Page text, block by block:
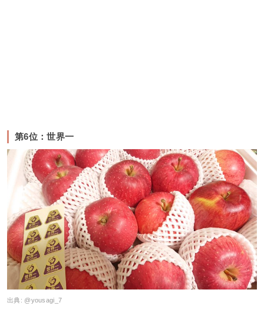
第6位：世界一
出典: @yousagi_7